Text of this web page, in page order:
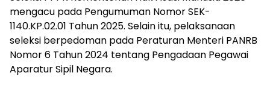
mengacu pada Pengumuman Nomor SEK-
1140.KP.02.01 Tahun 2025. Selain itu, pelaksanaan
seleksi berpedoman pada Peraturan Menteri PANRB
Nomor 6 Tahun 2024 tentang Pengadaan Pegawai
Aparatur Sipil Negara.